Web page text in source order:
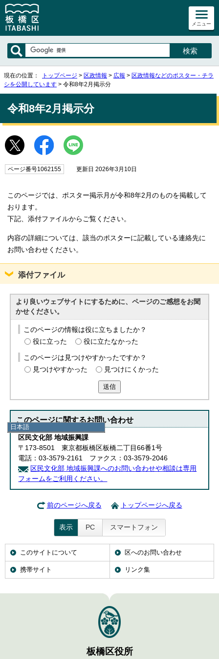
メニュー
日本語
日本語
English
한국어
简体中文
繁體中文
現在の位置： トップページ > 区政情報 > 広報 > 区政情報などのポスター・チラ
シを公開しています > 令和8年2月掲示分
令和8年2月掲示分
ページ番号1062155 更新日 2026年3月10日
このページでは、ポスター掲示月が令和8年2月のものを掲載して
おります。
下記、添付ファイルからご覧ください。
内容の詳細については、該当のポスターに記載している連絡先に
お問い合わせください。
添付ファイル
より良いウェブサイトにするために、ページのご感想をお聞
かせください。
このページの情報は役に立ちましたか？
役に立った
役に立たなかった
このページは見つけやすかったですか？
見つけやすかった
見つけにくかった
送信
このページに関するお問い合わせ
区民文化部 地域振興課
〒173-8501 東京都板橋区板橋二丁目66番1号
電話：03-3579-2161 ファクス：03-3579-2046
区民文化部 地域振興課へのお問い合わせや相談は専用
フォームをご利用ください。
前のページへ戻る トップページへ戻る
表示 PC スマートフォン
このサイトについて 区へのお問い合わせ
携帯サイト リンク集
板橋区役所